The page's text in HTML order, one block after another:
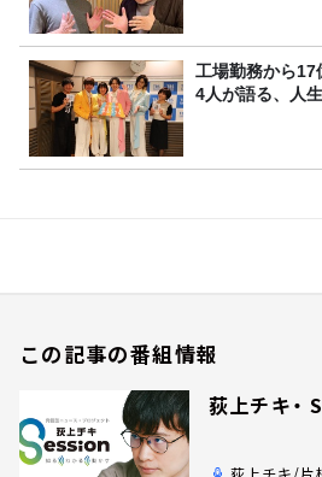
工場勤務から
4人が語る、人
この記事の番組情報
荻上チキ・
荻上チキ/片